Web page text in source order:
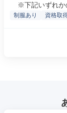
※下記いずれか
制服あり 資格取